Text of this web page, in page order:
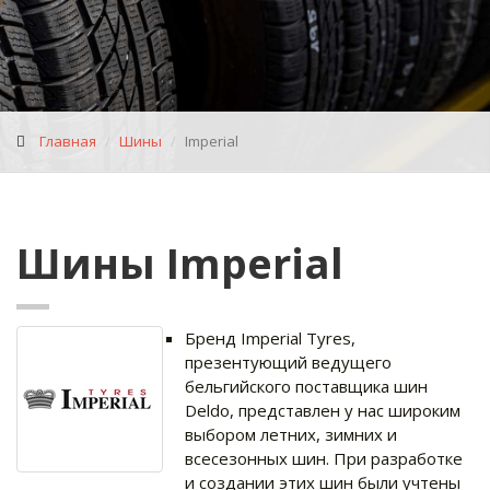
Главная Шины Imperial
Шины Imperial
Бренд Imperial Tyres,
презентующий ведущего
бельгийского поставщика шин
Deldo, представлен у нас широким
выбором летних, зимних и
всесезонных шин. При разработке
и создании этих шин были учтены